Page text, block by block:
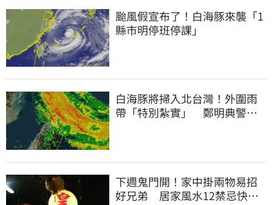
颱風假宣布了！白海豚來襲「1
縣市明停班停課」
白海豚將掃入北台灣！外圍雨
帶「特別紮實」 鄭明典警告
下週鬼門開！家中掛兩物易招
好兄弟 居家風水12禁忌快檢